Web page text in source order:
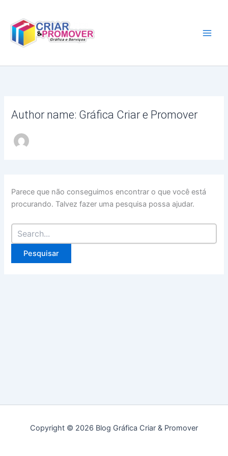
conteúdo
Author name: Gráfica Criar e Promover
Parece que não conseguimos encontrar o que você está
procurando. Talvez fazer uma pesquisa possa ajudar.
Pesquisar
por:
Copyright © 2026 Blog Gráfica Criar & Promover